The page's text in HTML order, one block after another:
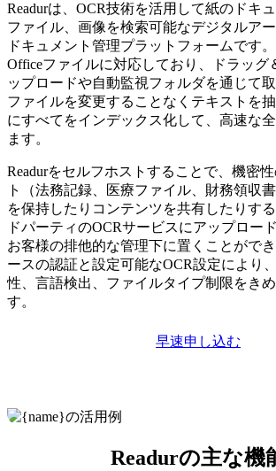
Readurは、OCR技術を活用して紙のドキ
ファイル、画像を検索可能なデジタルア
ドキュメント管理プラットフォームです。
Officeファイルに対応しており、ドラッグ
ップロードや自動監視フォルダを通じて
ファイルを変更することなくテキストを抽
にすべてをインデックス化して、高速な
ます。
Readurをセルフホストすることで、機密
ト（法務記録、医療ファイル、財務領収
を保持したりコンテンツを共有したりす
ドパーティのOCRサービスにアップロー
お客様の排他的な管理下に置くことがで
ースの認証と設定可能なOCR設定により
性、言語検出、ファイルタイプ制限をき
す。
早速申し込む
Readurの主な機